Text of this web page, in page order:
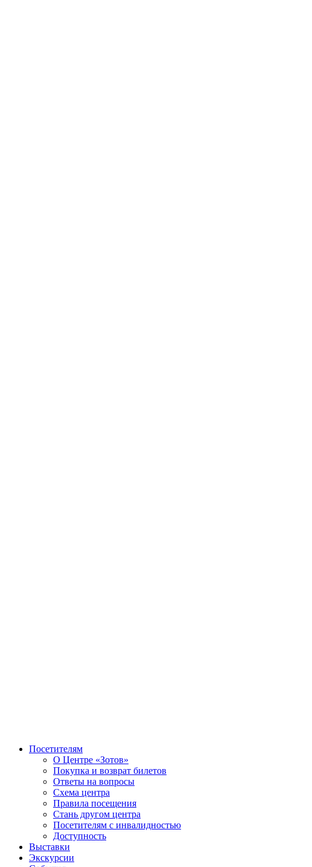
Посетителям
О Центре «Зотов»
Покупка и возврат билетов
Ответы на вопросы
Схема центра
Правила посещения
Стань другом центра
Посетителям с инвалидностью
Доступность
Выставки
Экскурсии